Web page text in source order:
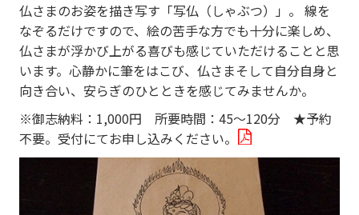
仏さまのお姿を描き写す「写仏（しゃぶつ）」。 線を
なぞるだけですので、絵の苦手な方でも十分に楽しめ、
仏さまが浮かび上がる喜びも感じていただけることと思
います。心静かに筆をはこび、仏さまそして自分自身と
向き合い、安らぎのひとときを感じてみませんか。
※御志納料：1,000円 所要時間：45～120分 ★予約
不要。受付にてお申し込みください。